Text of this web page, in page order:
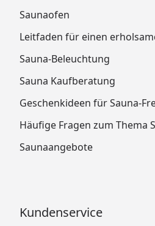
Saunaofen
Leitfaden für einen
Sauna-Beleuchtung
Sauna Kaufberatung
Geschenkideen für Sauna-
Häufige Fragen zum Thema
Saunaangebote
Kundenservice